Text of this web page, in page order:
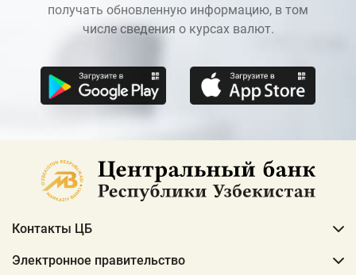
получать обновленную информацию, в том
числе сведения о курсах валют.
Контакты ЦБ
Электронное правительство